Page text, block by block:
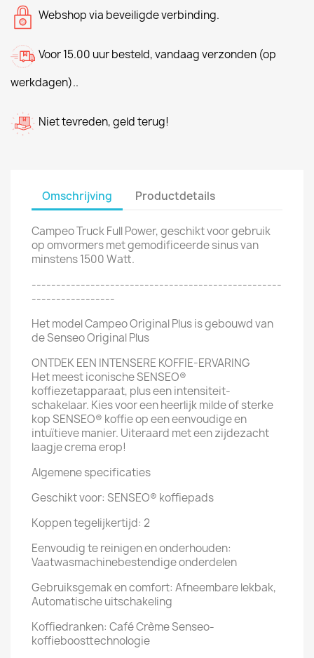
Webshop via beveiligde verbinding.
Voor 15.00 uur besteld, vandaag verzonden (op
werkdagen)..
Niet tevreden, geld terug!
Omschrijving Productdetails
Campeo Truck Full Power, geschikt voor gebruik
op omvormers met gemodificeerde sinus van
minstens 1500 Watt.
---------------------------------------------------
-----------------
Het model Campeo Original Plus is gebouwd van
de Senseo Original Plus
ONTDEK EEN INTENSERE KOFFIE-ERVARING
Het meest iconische SENSEO®
koffiezetapparaat, plus een intensiteit-
schakelaar. Kies voor een heerlijk milde of sterke
kop SENSEO® koffie op een eenvoudige en
intuïtieve manier. Uiteraard met een zijdezacht
laagje crema erop!
Algemene specificaties
Geschikt voor: SENSEO® koffiepads
Koppen tegelijkertijd: 2
Eenvoudig te reinigen en onderhouden:
Vaatwasmachinebestendige onderdelen
Gebruiksgemak en comfort: Afneembare lekbak,
Automatische uitschakeling
Koffiedranken: Café Crème Senseo-
koffieboosttechnologie